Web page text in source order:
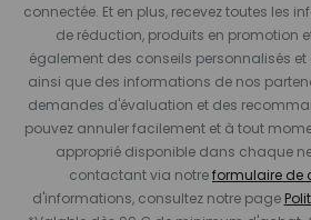
connectée. Et en plus, recevez toutes les
de réduction, produits en promotion
également des conseils personnalisés
ainsi que des informations de nos
demandes d'évaluation et des
pouvez annuler facilement et à tout
approprié disponible dans chaque
contactant via notreformulaire de
d'informations, consultez notre page